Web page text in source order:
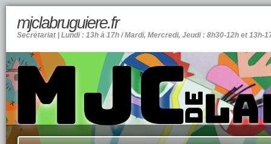
mjclabruguiere.fr
Secrétariat | Lundi : 13h à 17h / Mardi, Mercredi, Jeudi : 8h30-12h et 13h-